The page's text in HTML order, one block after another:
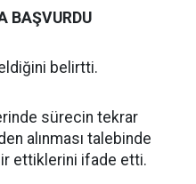
BAŞVURDU
belirtti.
sürecin tekrar
alınması talebinde
ettiklerini ifade etti.